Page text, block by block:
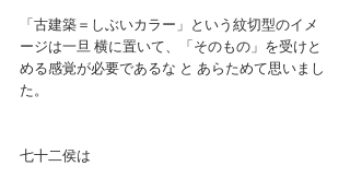
「古建築＝しぶいカラー」という紋切型のイメ
ージは一旦 横に置いて、「そのもの」を受けと
める感覚が必要であるな と あらためて思いまし
た。
七十二侯は